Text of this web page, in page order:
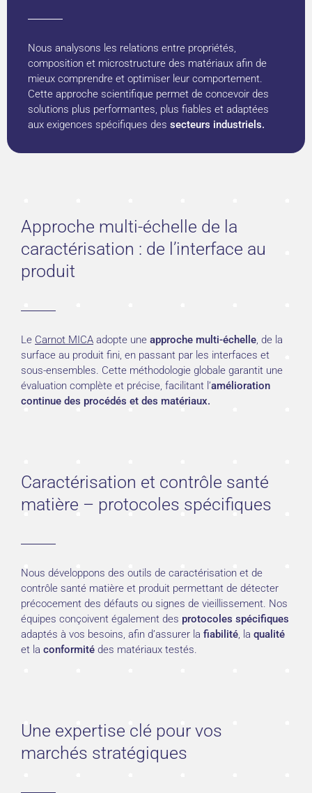
Nous analysons les relations entre propriétés,
composition et microstructure des matériaux afin de
mieux comprendre et optimiser leur comportement.
Cette approche scientifique permet de concevoir des
solutions plus performantes, plus fiables et adaptées
aux exigences spécifiques des secteurs industriels.
Approche multi-échelle de la
caractérisation : de l’interface au
produit
Le Carnot MICA adopte une approche multi-échelle, de la
surface au produit fini, en passant par les interfaces et
sous-ensembles. Cette méthodologie globale garantit une
évaluation complète et précise, facilitant l’amélioration
continue des procédés et des matériaux.
Caractérisation et contrôle santé
matière – protocoles spécifiques
Nous développons des outils de caractérisation et de
contrôle santé matière et produit permettant de détecter
précocement des défauts ou signes de vieillissement. Nos
équipes conçoivent également des protocoles spécifiques
adaptés à vos besoins, afin d’assurer la fiabilité, la qualité
et la conformité des matériaux testés.
Une expertise clé pour vos
marchés stratégiques